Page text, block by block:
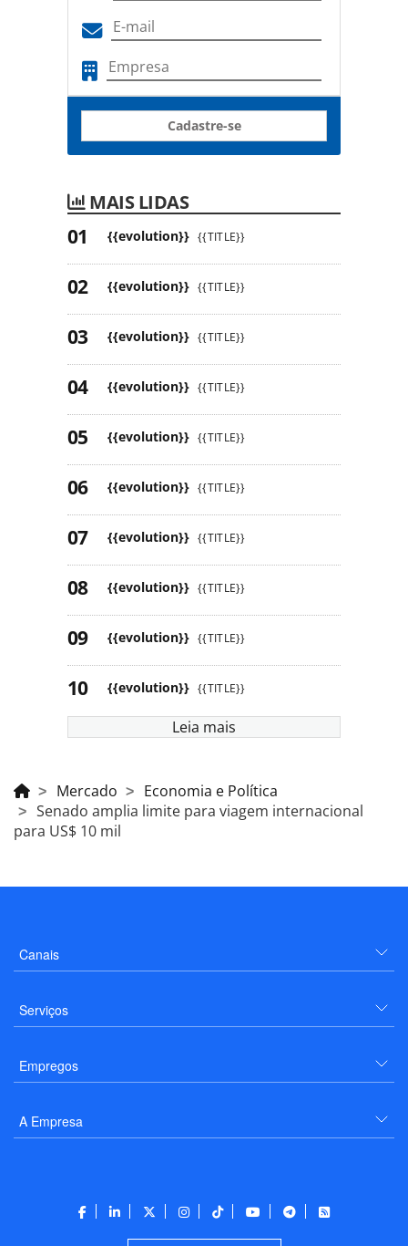
Cadastre-se
MAIS LIDAS
{{evolution}} {{TITLE}}
{{evolution}} {{TITLE}}
{{evolution}} {{TITLE}}
{{evolution}} {{TITLE}}
{{evolution}} {{TITLE}}
{{evolution}} {{TITLE}}
{{evolution}} {{TITLE}}
{{evolution}} {{TITLE}}
{{evolution}} {{TITLE}}
{{evolution}} {{TITLE}}
Leia mais
Mercado
Economia e Política
Senado amplia limite para viagem internacional
para US$ 10 mil
Canais
Serviços
Empregos
A Empresa